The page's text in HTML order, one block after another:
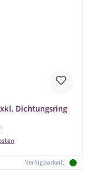
Dichtungsring
Verfügbarkeit: